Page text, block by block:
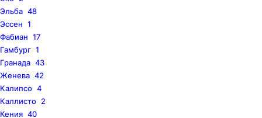
Эльба 48
Эссен 1
Фабиан 17
Гамбург 1
Гранада 43
Женева 42
Калипсо 4
Каллисто 2
Кения 40